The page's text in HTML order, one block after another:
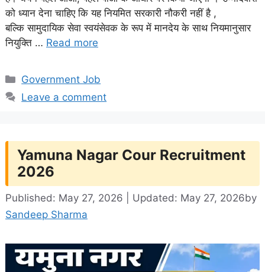
को ध्यान देना चाहिए कि यह नियमित सरकारी नौकरी नहीं है ,
बल्कि सामुदायिक सेवा स्वयंसेवक के रूप में मानदेय के साथ नियमानुसार
नियुक्ति … Read more
Categories
Government Job
Leave a comment
Yamuna Nagar Cour Recruitment
2026
Published: May 27, 2026 | Updated: May 27, 2026by
Sandeep Sharma